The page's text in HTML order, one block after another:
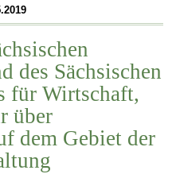
des Sächsischen
für Wirtschaft,
über
dem Gebiet der